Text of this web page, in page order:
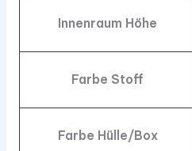
Innenraum Höhe
Farbe Stoff
Farbe Hülle/Box